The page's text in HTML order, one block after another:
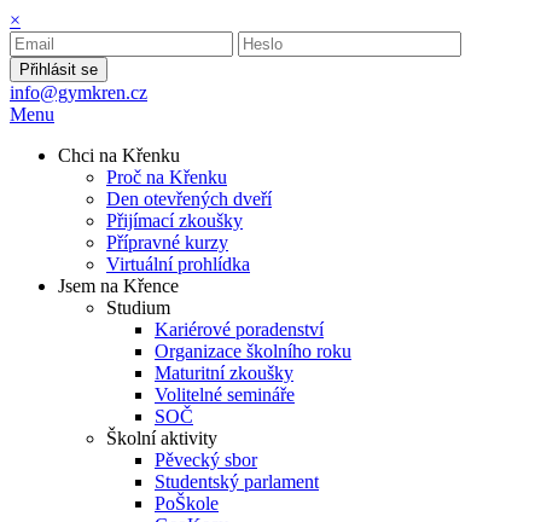
×
Přihlásit se
info@gymkren.cz
Menu
Chci na Křenku
Proč na Křenku
Den otevřených dveří
Přijímací zkoušky
Přípravné kurzy
Virtuální prohlídka
Jsem na Křence
Studium
Kariérové poradenství
Organizace školního roku
Maturitní zkoušky
Volitelné semináře
SOČ
Školní aktivity
Pěvecký sbor
Studentský parlament
PoŠkole